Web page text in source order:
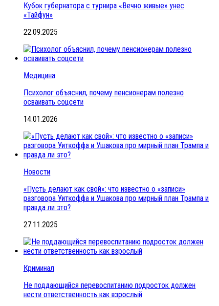
Кубок губернатора с турнира «Вечно живые» унес
«Тайфун»
22.09.2025
Медицина
Психолог объяснил, почему пенсионерам полезно
осваивать соцсети
14.01.2026
Новости
«Пусть делают как свой»: что известно о «записи»
разговора Уиткоффа и Ушакова про мирный план Трампа и
правда ли это?
27.11.2025
Криминал
Не поддающийся перевоспитанию подросток должен
нести ответственность как взрослый